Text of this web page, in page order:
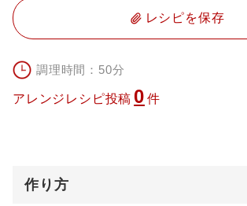
レシピを保存
調理時間：50分
アレンジレシピ投稿 0 件
作り方